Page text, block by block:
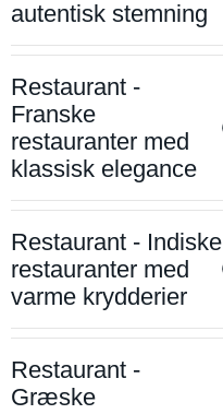
autentisk stemning
Restaurant -
Franske
restauranter med
klassisk elegance
Restaurant - Indiske
restauranter med
varme krydderier
Restaurant -
Græske